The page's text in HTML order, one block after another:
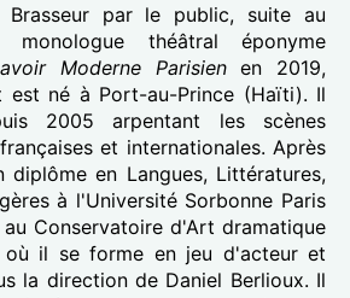
Brasseur par le public, suite au
théâtral éponyme
Moderne Parisienen 2019,
est né à Port-au-Prince (Haïti). Il
2005 arpentant les scènes
et internationales. Après
en Langues, Littératures,
à l'Université Sorbonne Paris
Conservatoire d'Art dramatique
où il se forme en jeu d'acteur et
la direction de Daniel Berlioux. Il